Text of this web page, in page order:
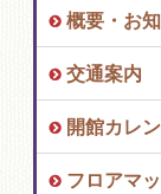
概要・お
交通案内
開館カレ
フロアマ